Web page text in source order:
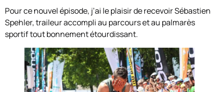
Pour ce nouvel épisode, j’ai le plaisir de recevoir Sébastien
Spehler, traileur accompli au parcours et au palmarès
sportif tout bonnement étourdissant.